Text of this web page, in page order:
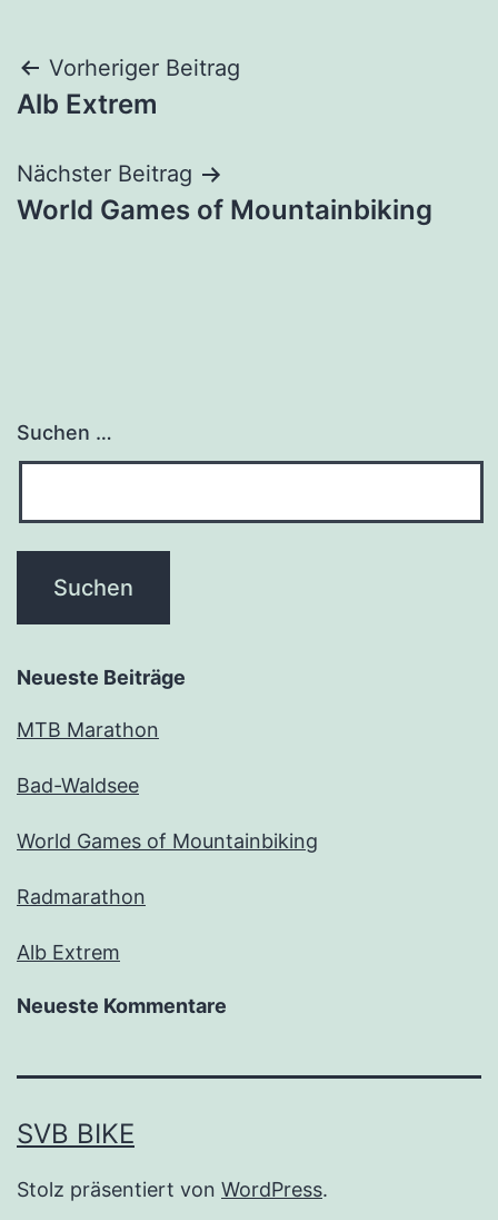
Vorheriger Beitrag
Alb Extrem
Nächster Beitrag
World Games of Mountainbiking
Suchen …
Neueste Beiträge
MTB Marathon
Bad-Waldsee
World Games of Mountainbiking
Radmarathon
Alb Extrem
Neueste Kommentare
SVB BIKE
Stolz präsentiert von WordPress.